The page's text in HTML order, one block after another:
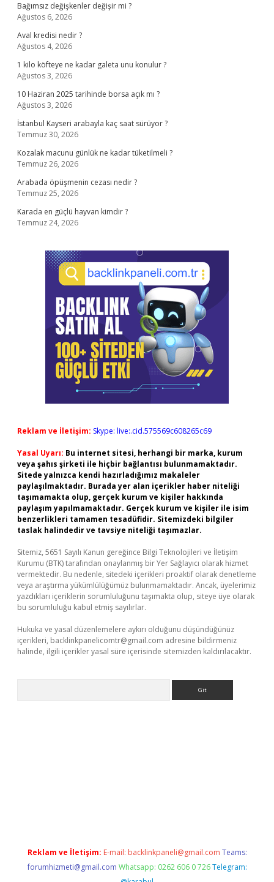
Bağımsız değişkenler değişir mi ?
Ağustos 6, 2026
Aval kredisi nedir ?
Ağustos 4, 2026
1 kilo köfteye ne kadar galeta unu konulur ?
Ağustos 3, 2026
10 Haziran 2025 tarihinde borsa açık mı ?
Ağustos 3, 2026
İstanbul Kayseri arabayla kaç saat sürüyor ?
Temmuz 30, 2026
Kozalak macunu günlük ne kadar tüketilmeli ?
Temmuz 26, 2026
Arabada öpüşmenin cezası nedir ?
Temmuz 25, 2026
Karada en güçlü hayvan kimdir ?
Temmuz 24, 2026
Reklam ve İletişim: Skype: live:.cid.575569c608265c69
Yasal Uyarı: Bu internet sitesi, herhangi bir marka, kurum
veya şahıs şirketi ile hiçbir bağlantısı bulunmamaktadır.
Sitede yalnızca kendi hazırladığımız makaleler
paylaşılmaktadır. Burada yer alan içerikler haber niteliği
taşımamakta olup, gerçek kurum ve kişiler hakkında
paylaşım yapılmamaktadır. Gerçek kurum ve kişiler ile isim
benzerlikleri tamamen tesadüfidir. Sitemizdeki bilgiler
taslak halindedir ve tavsiye niteliği taşımazlar.
Sitemiz, 5651 Sayılı Kanun gereğince Bilgi Teknolojileri ve İletişim
Kurumu (BTK) tarafından onaylanmış bir Yer Sağlayıcı olarak hizmet
vermektedir. Bu nedenle, sitedeki içerikleri proaktif olarak denetleme
veya araştırma yükümlülüğümüz bulunmamaktadır. Ancak, üyelerimiz
yazdıkları içeriklerin sorumluluğunu taşımakta olup, siteye üye olarak
bu sorumluluğu kabul etmiş sayılırlar.
Hukuka ve yasal düzenlemelere aykırı olduğunu düşündüğünüz
içerikleri, backlinkpanelicomtr@gmail.com adresine bildirmeniz
halinde, ilgili içerikler yasal süre içerisinde sitemizden kaldırılacaktır.
Reklam ve İletişim: E-mail: backlinkpaneli@gmail.com Teams:
forumhizmeti@gmail.com Whatsapp: 0262 606 0 726 Telegram: